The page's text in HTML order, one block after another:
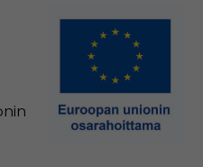
uuteen ikkunaan)